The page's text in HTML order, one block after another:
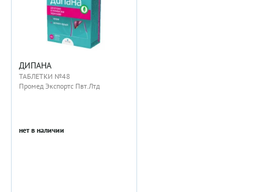
ДИПАНА
ТАБЛЕТКИ №48
Промед Экспортс Пвт.Лтд
нет в наличии